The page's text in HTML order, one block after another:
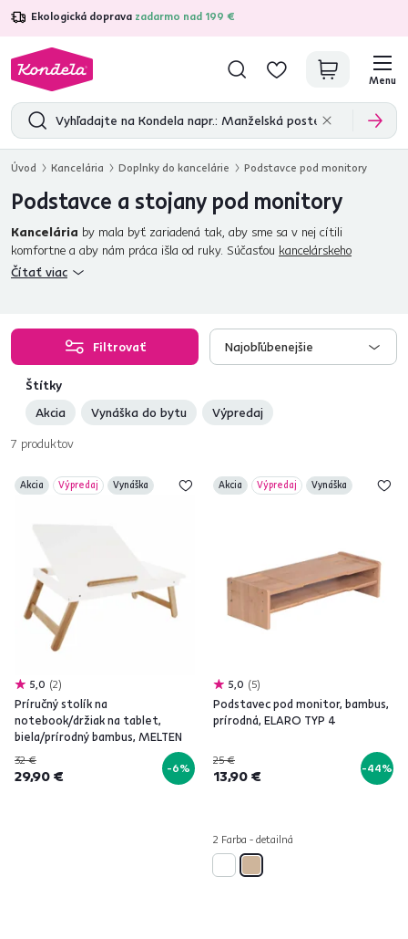
Ekologická doprava zadarmo nad 199 €
4,7 31 285overených produktových recenzií
Menu
Úvod Kancelária Doplnky do kancelárie Podstavce pod monitory
Podstavce a stojany pod monitory
Kancelária by mala byť zariadená tak, aby sme sa v nej cítili
komfortne a aby nám práca išla od ruky. Súčasťou kancelárskeho
nábytku, konkrétne
monitorya zvoľte si, či chcete
stojan so šuplíkmi alebo s
poličkou
. Užívajte si benefity, aké podstavec ponúka. Majte pri práci
vďaka nemu
navyše. Často sa stáva, že pracujeme aj z
notebookom však škodí, keď ich len tak pohadzujeme. Títo pomocníci si
problém vie byť jeden z našich
Čítať viac
Filtrovať Najobľúbenejšie
Štítky
Akcia
Vynáška do bytu
Výpredaj
7 produktov
Akcia Výpredaj Vynáška
5,0 2
Príručný stolík na
notebook/držiak na tablet,
biela/prírodný bambus, MELTEN
32 €
29,90 € -6%
Akcia Výpredaj Vynáška
5,0 5
Podstavec pod monitor, bambus,
prírodná, ELARO TYP 4
25 €
13,90 € -44%
2 Farba - detailná